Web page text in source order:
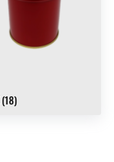
(18)